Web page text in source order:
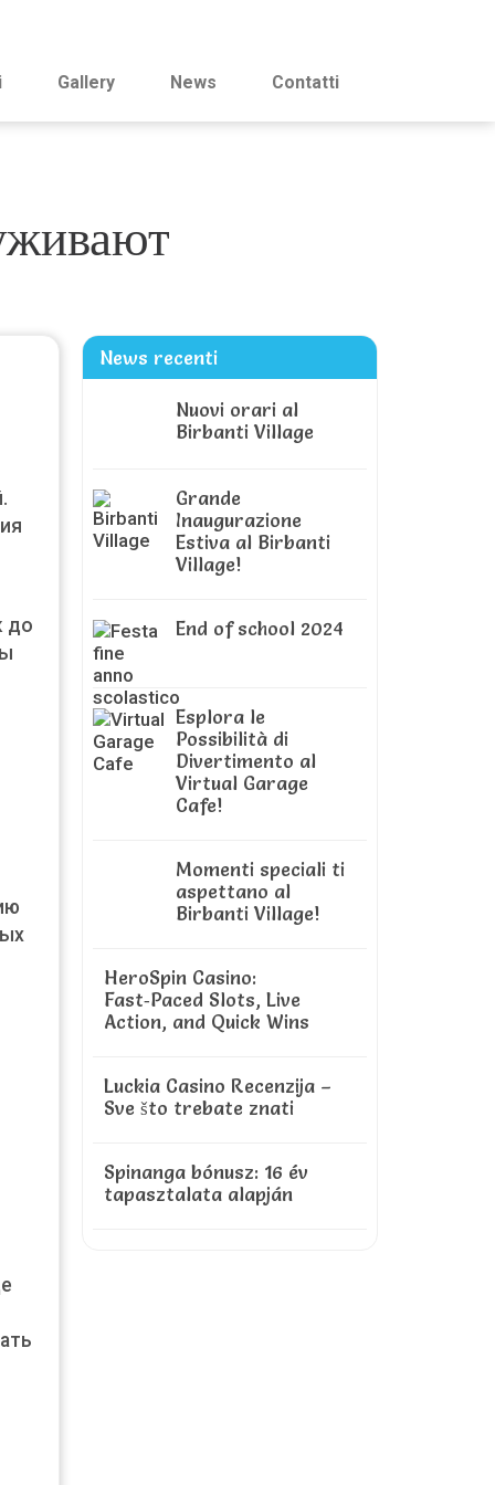
Gallery News Contatti
до
News recenti
Nuovi orari al
Birbanti Village
Grande
Inaugurazione
Estiva al Birbanti
Village!
End of school 2024
Esplora le
Possibilità di
Divertimento al
Virtual Garage
Cafe!
Momenti speciali ti
aspettano al
Birbanti Village!
HeroSpin Casino:
Fast‑Paced Slots, Live
Action, and Quick Wins
Luckia Casino Recenzija –
Sve što trebate znati
Spinanga bónusz: 16 év
tapasztalata alapján